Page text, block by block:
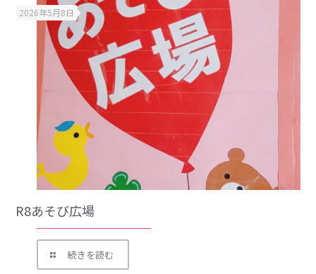
2026年5月8日
R8あそび広場
続きを読む